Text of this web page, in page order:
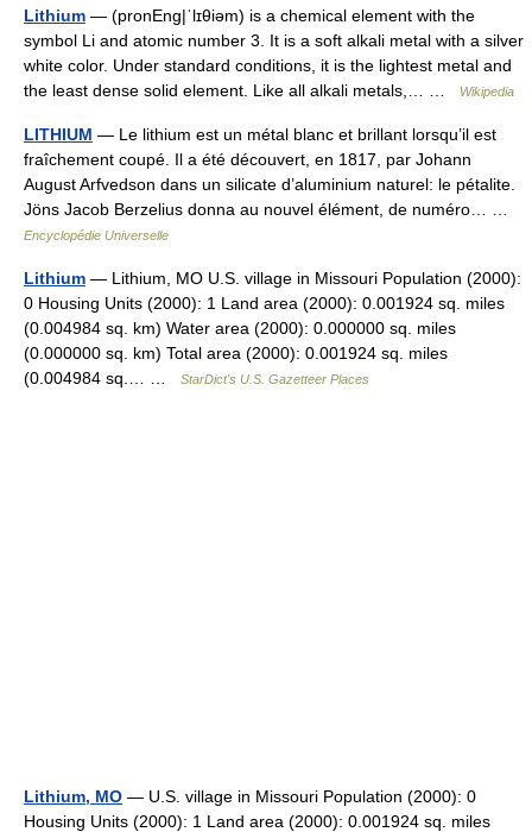
Lithium — (pronEng|ˈlɪθiəm) is a chemical element with the
symbol Li and atomic number 3. It is a soft alkali metal with a silver
white color. Under standard conditions, it is the lightest metal and
the least dense solid element. Like all alkali metals,… …
Wikipedia
LITHIUM — Le lithium est un métal blanc et brillant lorsqu’il est
fraîchement coupé. Il a été découvert, en 1817, par Johann
August Arfvedson dans un silicate d’aluminium naturel: le pétalite.
Jöns Jacob Berzelius donna au nouvel élément, de numéro… …
Encyclopédie Universelle
Lithium — Lithium, MO U.S. village in Missouri Population (2000):
0 Housing Units (2000): 1 Land area (2000): 0.001924 sq. miles
(0.004984 sq. km) Water area (2000): 0.000000 sq. miles
(0.000000 sq. km) Total area (2000): 0.001924 sq. miles
(0.004984 sq.… …
StarDict's U.S. Gazetteer Places
Lithium, MO — U.S. village in Missouri Population (2000): 0
Housing Units (2000): 1 Land area (2000): 0.001924 sq. miles